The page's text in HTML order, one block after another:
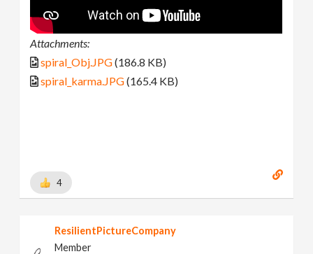
Attachments:
spiral_Obj.JPG(186.8 KB)
spiral_karma.JPG(165.4 KB)
4
ResilientPictureCompany
Member